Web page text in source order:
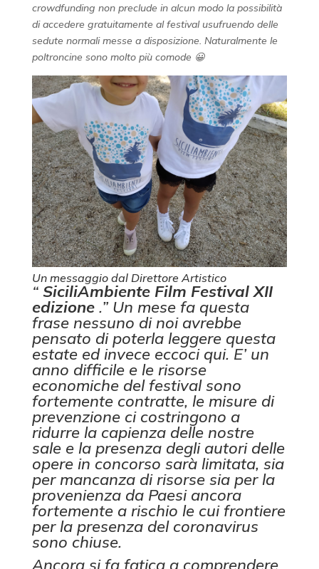
crowdfunding non preclude in alcun modo la possibilità
di accedere gratuitamente al festival usufruendo delle
sedute normali messe a disposizione. Naturalmente le
poltroncine sono molto più comode 😀
Un messaggio dal Direttore Artistico
“ SiciliAmbiente Film Festival XII
edizione .” Un mese fa questa
frase nessuno di noi avrebbe
pensato di poterla leggere questa
estate ed invece eccoci qui. E’ un
anno difficile e le risorse
economiche del festival sono
fortemente contratte, le misure di
prevenzione ci costringono a
ridurre la capienza delle nostre
sale e la presenza degli autori delle
opere in concorso sarà limitata, sia
per mancanza di risorse sia per la
provenienza da Paesi ancora
fortemente a rischio le cui frontiere
per la presenza del coronavirus
sono chiuse.
Ancora si fa fatica a comprendere